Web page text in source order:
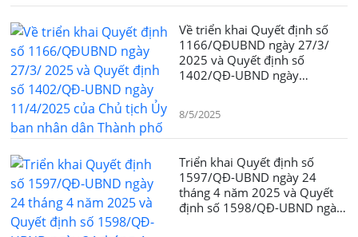
Về triển khai Quyết định số
1166/QĐUBND ngày 27/3/
2025 và Quyết định số
1402/QĐ-UBND ngày
8/5/2025
Triển khai Quyết định số
1597/QĐ-UBND ngày 24
tháng 4 năm 2025 và Quyết
định số 1598/QĐ-UBND ngày